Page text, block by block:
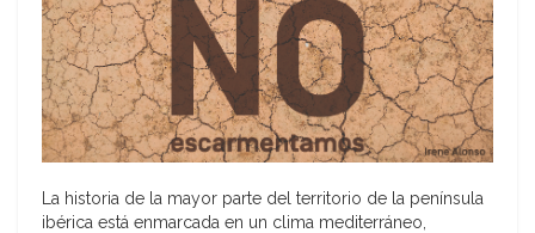
La historia de la mayor parte del territorio de la península
ibérica está enmarcada en un clima mediterráneo,